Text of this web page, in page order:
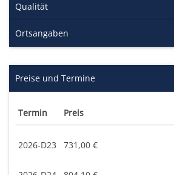
Qualität
Ortsangaben
Preise und Termine
Termin Preis
2026-D23 731,00 €